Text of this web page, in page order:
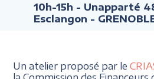
10h-15h - Unapparté
Esclangon -
Un atelier proposé par le
la Commission des Financeurs